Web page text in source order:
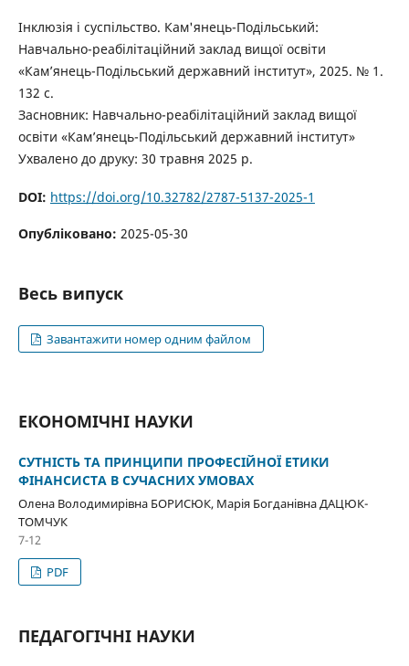
Інклюзія і суспільство. Кам'янець-Подільський:
Навчально-реабілітаційний заклад вищої освіти
«Кам’янець-Подільський державний інститут», 2025. № 1.
132 с.
Засновник: Навчально-реабілітаційний заклад вищої
освіти «Кам’янець-Подільський державний інститут»
Ухвалено до друку: 30 травня 2025 р.
DOI: https://doi.org/10.32782/2787-5137-2025-1
Опубліковано: 2025-05-30
Весь випуск
Завантажити номер одним файлом
ЕКОНОМІЧНІ НАУКИ
СУТНІСТЬ ТА ПРИНЦИПИ ПРОФЕСІЙНОЇ ЕТИКИ
ФІНАНСИСТА В СУЧАСНИХ УМОВАХ
Олена Володимирівна БОРИСЮК, Марія Богданівна ДАЦЮК-
ТОМЧУК
7-12
PDF
ПЕДАГОГІЧНІ НАУКИ